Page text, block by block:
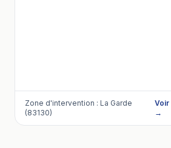
Zone d'intervention : La Garde
(83130)
Voir
→